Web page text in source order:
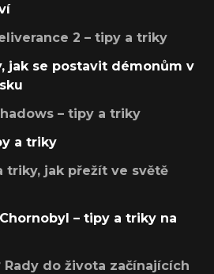
2 – tipy a triky
jak se postavit démonům v
– tipy a triky
a triky
triky, jak přežít ve světě
– tipy a triky na
Rady do života začínajících